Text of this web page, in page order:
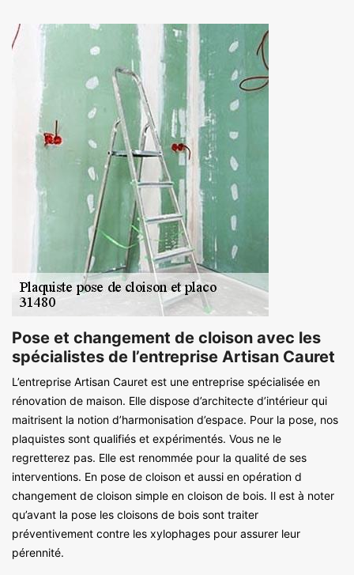
Pose et changement de cloison avec les
spécialistes de l’entreprise Artisan Cauret
L’entreprise Artisan Cauret est une entreprise spécialisée en
rénovation de maison. Elle dispose d’architecte d’intérieur qui
maitrisent la notion d’harmonisation d’espace. Pour la pose, nos
plaquistes sont qualifiés et expérimentés. Vous ne le
regretterez pas. Elle est renommée pour la qualité de ses
interventions. En pose de cloison et aussi en opération d
changement de cloison simple en cloison de bois. Il est à noter
qu’avant la pose les cloisons de bois sont traiter
préventivement contre les xylophages pour assurer leur
pérennité.